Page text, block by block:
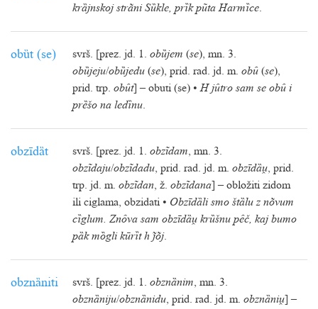
krȁjnskoj strãni Sȕkle, prȉk pũta Harmȉce.
obȕt (se) svrš. [prez. jd. 1. obȕjem (se), mn. 3.
obȕjeju/obȕjedu (se), prid. rad. jd. m. obȗ (se),
prid. trp. obȗt] – obuti (se) •H jȗtro sam se obȗ i
prȅšo na ledȉnu.
obzīdȁt svrš. [prez. jd. 1. obzĩdam, mn. 3.
obzĩdaju/obzĩdadu, prid. rad. jd. m. obzīdȁ, prid.
trp. jd. m. obzĩdan, ž. obzĩdana ] – obložiti zidom
ili ciglama, obzidati • Obzīdȁli smo štȁlu z nõvum
cȉglum. Znȏva sam obzīdȁ krȕšnu pȇč, kaj bumo
pȁk mȍgli kūrȉt h õj.
obznȁniti svrš. [prez. jd. 1. obznȁnim, mn. 3.
obznȁniju/obznȁnidu, prid. rad. jd. m. obznȁni ] –